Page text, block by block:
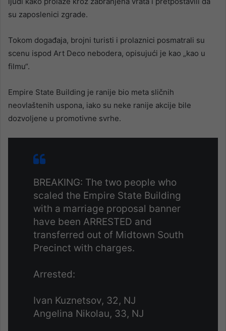
su zaposlenici zgrade.
Tokom događaja, brojni turisti i prolaznici posmatrali su
scenu ispod Art Deco nebodera, opisujući je kao „kao u
filmu“.
Empire State Building je ranije bio meta sličnih
neovlaštenih uspona, iako su neke ranije akcije bile
dozvoljene u promotivne svrhe.
BREAKING: The two people who
scaled the Empire State Building
with a marriage proposal banner
have been ARRESTED and
transferred out of Midtown South
Precinct with charges.
Arrested:
Ivan Kuznetsov, 32, NJ
Angelina Nikolau, 33, NJ